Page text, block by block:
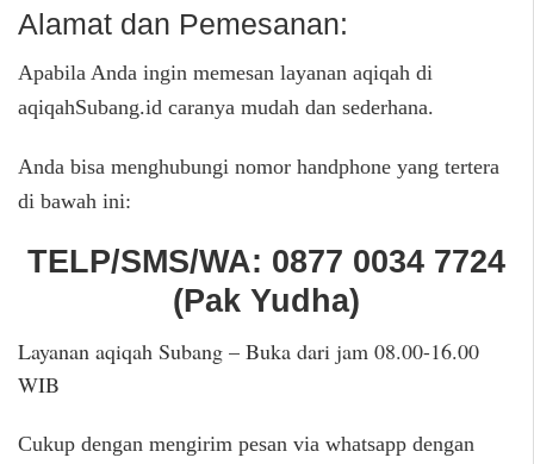
Alamat dan Pemesanan:
Apabila Anda ingin memesan layanan aqiqah di
aqiqahSubang.id caranya mudah dan sederhana.
Anda bisa menghubungi nomor handphone yang tertera
di bawah ini:
TELP/SMS/WA: 0877 0034 7724
(Pak Yudha)
Layanan aqiqah Subang – Buka dari jam 08.00-16.00
WIB
Cukup dengan mengirim pesan via whatsapp dengan